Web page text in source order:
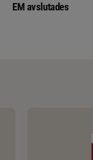
EM avslutades